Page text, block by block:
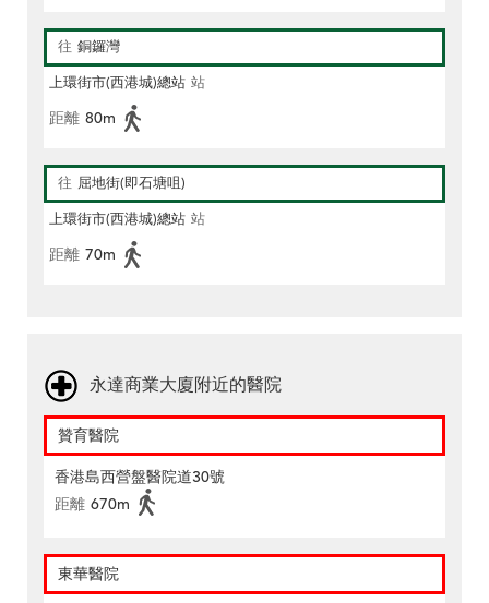
往 銅鑼灣
上環街市(西港城)總站 站
距離 80m
往 屈地街(即石塘咀)
上環街市(西港城)總站 站
距離 70m
永達商業大廈附近的醫院
贊育醫院
香港島西營盤醫院道30號
距離 670m
東華醫院